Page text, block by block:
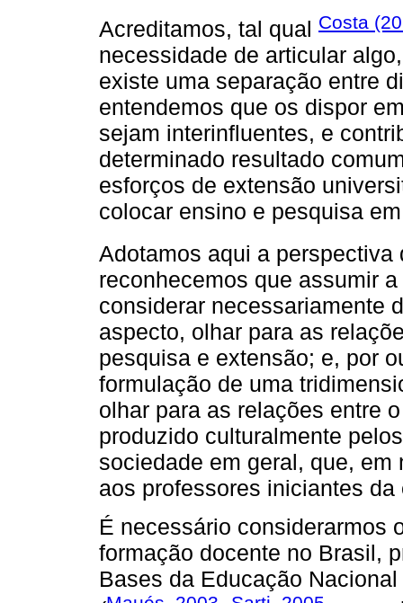
Acreditamos, tal qual Costa
necessidade de articular
existe uma separação entre
entendemos que os dispor
sejam interinfluentes, e
determinado resultado
esforços de extensão
colocar ensino e pesquisa
Adotamos aqui a
reconhecemos que assumir
considerar necessariamente
aspecto, olhar para as
pesquisa e extensão; e, por
formulação de uma
olhar para as relações entre
produzido culturalmente
sociedade em geral, que,
aos professores iniciantes
É necessário considerarmos
formação docente no Brasil,
Bases da Educação